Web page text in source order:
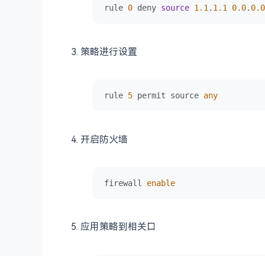
rule 0 deny source 1.1. 1.1 0.0. 0.0
策略进行设置
rule 5 permit source any
开启防火墙
firewall enable
应用策略到相关口